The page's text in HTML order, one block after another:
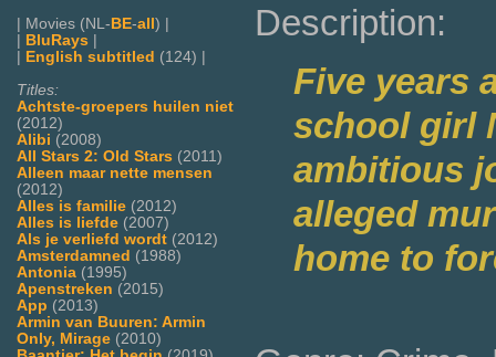
| Movies (NL-BE-all) |
| BluRays |
| English subtitled (124) |
Titles:
Achtste-groepers huilen niet
(2012)
Alibi (2008)
All Stars 2: Old Stars (2011)
Alleen maar nette mensen
(2012)
Alles is familie (2012)
Alles is liefde (2007)
Als je verliefd wordt (2012)
Amsterdamned (1988)
Antonia (1995)
Apenstreken (2015)
App (2013)
Armin van Buuren: Armin
Only, Mirage (2010)
Description:
Five years
school girl
ambitious
alleged
home to